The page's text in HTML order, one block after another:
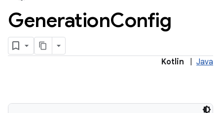
GenerationConfig
Kotlin Java